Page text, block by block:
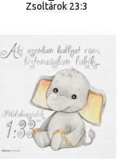
Zsoltárok 23:3